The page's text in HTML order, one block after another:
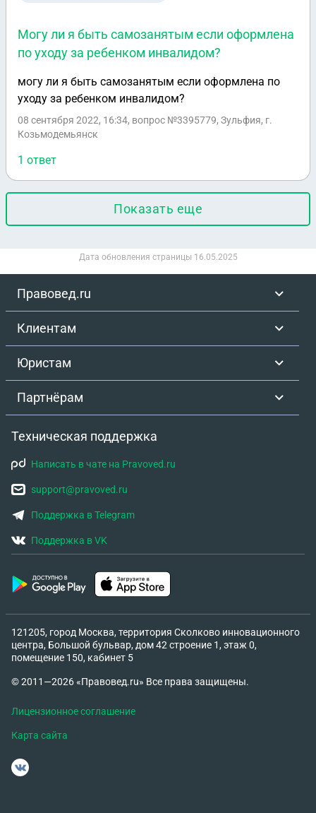
(при наличии) или УПД и акт по Форме 2." Так же
подписывая, направленные документы Заказчик не
приложил документ о неустойки. Можно ли как то
исправить ситуацию, что бы закрыть контракт? В
моем случае желательно без неустоек, тем более
что 10 раб. дней дается на предоставление
документов.
Могу ли я быть самозанятым если оформлена
по уходу за ребенком инвалидом?
могу ли я быть самозанятым если оформлена по
уходу за ребенком инвалидом?
08 сентября 2022, 16:34, вопрос №3395779, Зульфия, г.
Козьмодемьянск
1 ответ
Показать еще
Дата обновления страницы 16.05.2025
Правовед.ru
Клиентам
Юристам
Партнёрам
Техническая поддержка
Написать в чате на Pravoved.ru
support@pravoved.ru
Поддержка в Telegram
Поддержка в VK
121205, город Москва, территория Сколково инновационного
центра, Большой бульвар, дом 42 строение 1, этаж 0,
помещение 150, кабинет 5
© 2011—2026 «Правовед.ru» Все права защищены.
Лицензионное соглашение
Карта сайта